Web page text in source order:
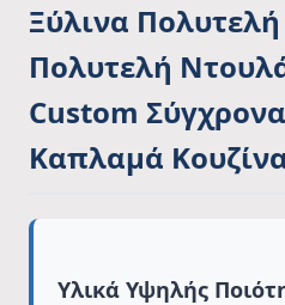
Ξύλινα
Πολυτελή
Custom
Καπλαμά
Υλικά Υψηλής